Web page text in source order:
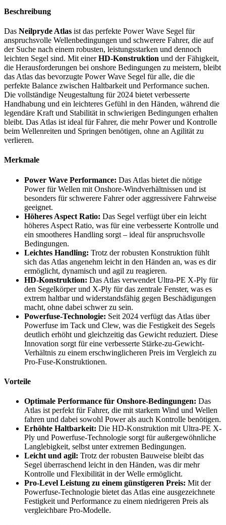
Beschreibung
Das Neilpryde Atlas ist das perfekte Power Wave Segel für
anspruchsvolle Wellenbedingungen und schwerere Fahrer, die auf
der Suche nach einem robusten, leistungsstarken und dennoch
leichten Segel sind. Mit einerHD-Konstruktion und der Fähigkeit,
die Herausforderungen bei onshore Bedingungen zu meistern, bleibt
das Atlas das bevorzugte Power Wave Segel für alle, die die
perfekte Balance zwischen Haltbarkeit und Performance suchen.
Die vollständige Neugestaltung für 2024 bietet verbesserte
Handhabung und ein leichteres Gefühl in den Händen, während die
legendäre Kraft und Stabilität in schwierigen Bedingungen erhalten
bleibt. Das Atlas ist ideal für Fahrer, die mehr Power und Kontrolle
beim Wellenreiten und Springen benötigen, ohne an Agilität zu
verlieren.
Merkmale
Power Wave Performance: Das Atlas bietet die nötige
Power für Wellen mit Onshore-Windverhältnissen und ist
besonders für schwerere Fahrer oder aggressivere Fahrweise
geeignet.
Höheres Aspect Ratio: Das Segel verfügt über ein leicht
höheres Aspect Ratio, was für eine verbesserte Kontrolle und
ein smootheres Handling sorgt – ideal für anspruchsvolle
Bedingungen.
Leichtes Handling: Trotz der robusten Konstruktion fühlt
sich das Atlas angenehm leicht in den Händen an, was es dir
ermöglicht, dynamisch und agil zu reagieren.
HD-Konstruktion: Das Atlas verwendet Ultra-PE X-Ply für
den Segelkörper und X-Ply für das zentrale Fenster, was es
extrem haltbar und widerstandsfähig gegen Beschädigungen
macht, ohne dabei schwer zu sein.
Powerfuse-Technologie: Seit 2024 verfügt das Atlas über
Powerfuse im Tack und Clew, was die Festigkeit des Segels
deutlich erhöht und gleichzeitig das Gewicht reduziert. Diese
Innovation sorgt für eine verbesserte Stärke-zu-Gewicht-
Verhältnis zu einem erschwinglicheren Preis im Vergleich zu
Pro-Fuse-Konstruktionen.
Vorteile
Optimale Performance für Onshore-Bedingungen: Das
Atlas ist perfekt für Fahrer, die mit starkem Wind und Wellen
fahren und dabei sowohl Power als auch Kontrolle benötigen.
Erhöhte Haltbarkeit: Die HD-Konstruktion mit Ultra-PE X-
Ply und Powerfuse-Technologie sorgt für außergewöhnliche
Langlebigkeit, selbst unter extremen Bedingungen.
Leicht und agil: Trotz der robusten Bauweise bleibt das
Segel überraschend leicht in den Händen, was dir mehr
Kontrolle und Flexibilität in der Welle ermöglicht.
Pro-Level Leistung zu einem günstigeren Preis: Mit der
Powerfuse-Technologie bietet das Atlas eine ausgezeichnete
Festigkeit und Performance zu einem niedrigeren Preis als
vergleichbare Pro-Modelle.